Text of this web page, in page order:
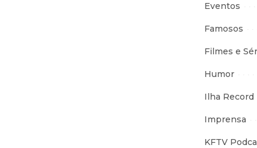
Eventos
Famosos
Filmes e
Humor
Ilha Record
Imprensa
KFTV